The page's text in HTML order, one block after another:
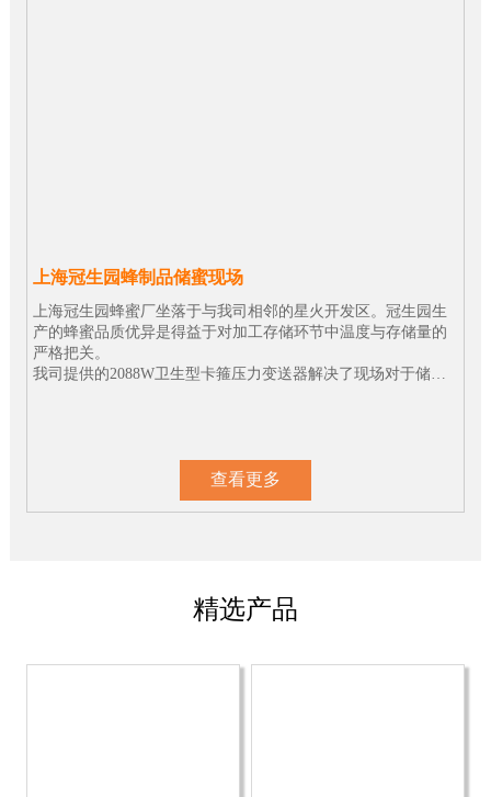
上海冠生园蜂制品储蜜现场
上海冠生园蜂蜜厂坐落于与我司相邻的星火开发区。冠生园生
产的蜂蜜品质优异是得益于对加工存储环节中温度与存储量的
严格把关。
我司提供的2088W卫生型卡箍压力变送器解决了现场对于储蜜
查看更多
精选产品